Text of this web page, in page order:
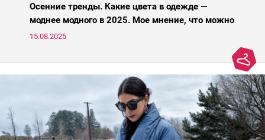
Осенние тренды. Какие цвета в одежде —
моднее модного в 2025. Мое мнение, что можно
носить, а что нет
15.08.2025